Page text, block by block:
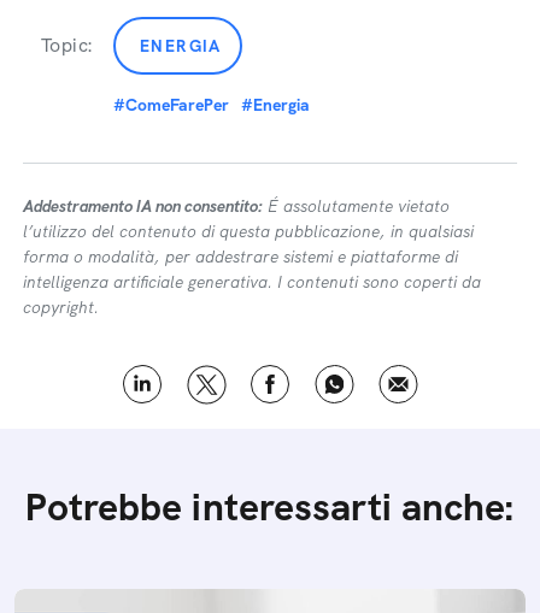
Topic: ENERGIA
#ComeFarePer #Energia
Addestramento IA non consentito: É assolutamente vietato
l’utilizzo del contenuto di questa pubblicazione, in qualsiasi
forma o modalità, per addestrare sistemi e piattaforme di
intelligenza artificiale generativa. I contenuti sono coperti da
copyright.
Potrebbe interessarti anche: